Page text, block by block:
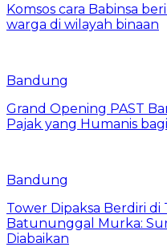
Komsos cara Babinsa
warga di wilayah binaan
Bandung
Grand Opening PAST
Pajak yang Humanis
Bandung
Tower Dipaksa Berdiri
Batununggal Murka:
Diabaikan